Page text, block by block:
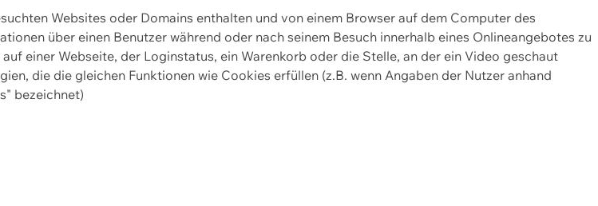
Websites oder Domains enthalten und von einem Browser auf dem Computer des
über einen Benutzer während oder nach seinem Besuch innerhalb eines Onlineangebotes zu
einer Webseite, der Loginstatus, ein Warenkorb oder die Stelle, an der ein Video geschaut
die die gleichen Funktionen wie Cookies erfüllen (z.B. wenn Angaben der Nutzer anhand
bezeichnet)